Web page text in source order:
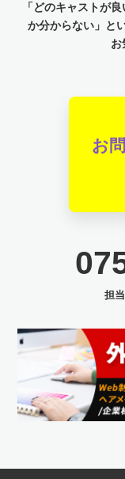
「どのキャストが
か分からない」と
お
お
担